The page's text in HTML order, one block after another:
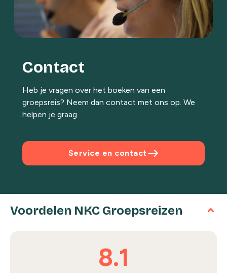
Contact
Heb je vragen over het boeken van een
groepsreis? Neem dan contact met ons op. We
helpen je graag.
east
Service en contact
Voordelen NKC Groepsreizen
8.1